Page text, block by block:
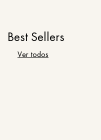
Best Sellers
Ver todos